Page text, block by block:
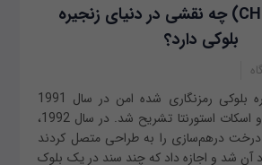
تابع هش (CHF) چه نقشی در دنیای زنجیره
بلوکی دارد؟
اولین کار روی زنجیره بلوکی رمزنگاری شده امن در سال 1991
توسط استوارت هابر و اسکات استورنتا تشریح شد. در سال 1992،
درخت درهم‌سازی را به طراحی متصل کردند
آن شد و اجازه داد که چند سند در یک بلوک